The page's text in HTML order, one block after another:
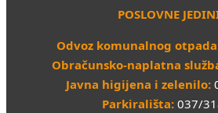
POSLOVNE
Odvoz komunalnog
Obračunsko-naplatna
Javna higijena i zelenilo:
Parkirališta: 037/